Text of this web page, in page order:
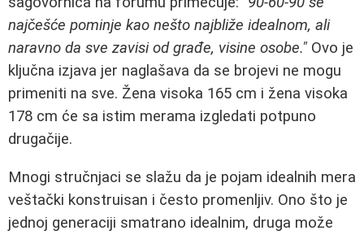
najčešće pominje kao nešto najbliže idealnom, ali
naravno da sve zavisi od građe, visine osobe." Ovo je
ključna izjava jer naglašava da se brojevi ne mogu
primeniti na sve. Žena visoka 165 cm i žena visoka
178 cm će sa istim merama izgledati potpuno
drugačije.
Mnogi stručnjaci se slažu da je pojam idealnih mera
veštački konstruisan i često promenljiv. Ono što je
jednoj generaciji smatrano idealnim, druga može